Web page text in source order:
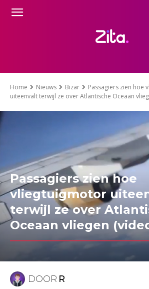
Home Nieuws Bizar
Passagiers zien hoe
uiteenvalt terwijl ze over Atlantische Oceaan
Passagiers zien hoe
vliegtuigmotor
terwijl ze over
Oceaan vliegen
DOOR R